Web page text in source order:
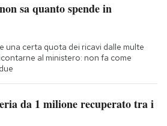
sa quanto spende in
una certa quota dei ricavi dalle multe
al ministero: non fa come
da 1 milione recuperato tra i